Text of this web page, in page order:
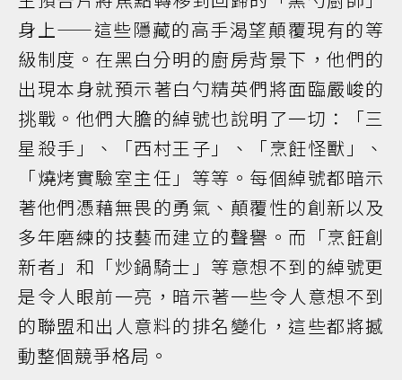
身上——這些隱藏的高手渴望顛覆現有的等
級制度。在黑白分明的廚房背景下，他們的
出現本身就預示著白勺精英們將面臨嚴峻的
挑戰。他們大膽的綽號也說明了一切：「三
星殺手」、「西村王子」、「烹飪怪獸」、
「燒烤實驗室主任」等等。每個綽號都暗示
著他們憑藉無畏的勇氣、顛覆性的創新以及
多年磨練的技藝而建立的聲譽。而「烹飪創
新者」和「炒鍋騎士」等意想不到的綽號更
是令人眼前一亮，暗示著一些令人意想不到
的聯盟和出人意料的排名變化，這些都將撼
動整個競爭格局。